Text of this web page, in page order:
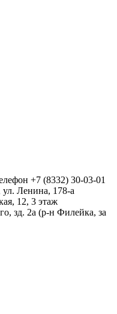
+7 (8332) 30-03-01
Ленина, 178-а
12, 3 этаж
зд. 2а (р-н Филейка, за